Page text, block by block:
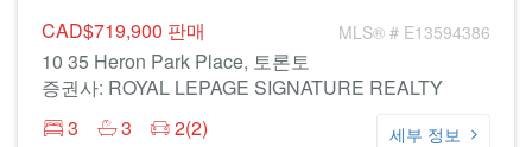
CAD$719,900 판매 MLS® # E13594386
10 35 Heron Park Place, 토론토
증권사: ROYAL LEPAGE SIGNATURE REALTY
3
3 2(2) 세부 정보